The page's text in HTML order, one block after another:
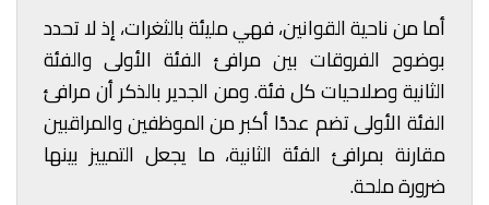
أما من ناحية القوانين، فهي مليئة بالثغرات، إذ لا تحدد
بوضوح الفروقات بين مرافئ الفئة الأولى والفئة
الثانية وصلاحيات كل فئة. ومن الجدير بالذكر أن مرافئ
الفئة الأولى تضم عددًا أكبر من الموظفين والمراقبين
مقارنة بمرافئ الفئة الثانية، ما يجعل التمييز بينها
ضرورة ملحة.